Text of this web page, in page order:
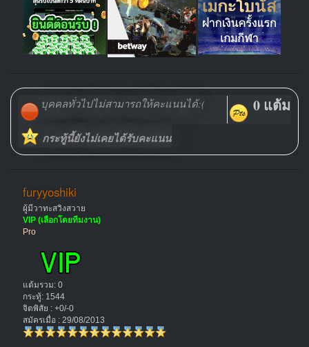
บุคคลทั่วไปไม่สามารถให้คะแนนได้:( 0 แต้ม
กระทู้นี้ยังไม่เคยได้รับคะแนน
furyyoshiki
ผู้มีวาทะสวิงสวาย
VIP (เลือกโดยทีมงาน)
Pro
แต้มรวม: 0
กระทู้: 1544
จิตพิสัย : +0/-0
สมัครเมื่อ : 29/08/2013